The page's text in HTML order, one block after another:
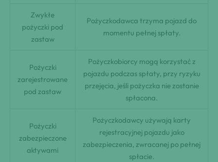
Zwykłe
pożyczki pod
zastaw
Pożyczkodawca trzyma pojazd do
momentu pełnej spłaty.
Pożyczki
zarejestrowane
pod zastaw
Pożyczkobiorcy mogą korzystać z
pojazdu podczas spłaty, przy ryzyku
przejęcia, jeśli pożyczka nie zostanie
spłacona.
Pożyczki
zabezpieczone
aktywami
Pożyczkodawcy używają karty
rejestracyjnej pojazdu jako
zabezpieczenia, zwracanej po pełnej
spłacie.